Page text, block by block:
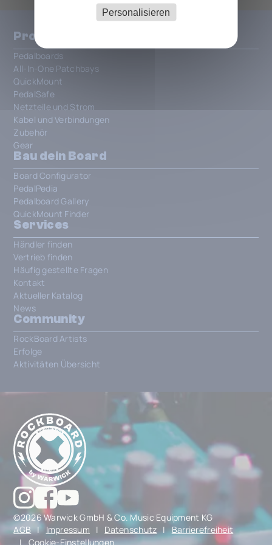
Personalisieren
Produkte
Pedalboards
All-In-One Patchbays
QuickMount
PedalSafe
Netzteile und Strom
Kabel und Verbindungen
Zubehör
Gear
Bau dein Board
Board Configurator
PedalPedia
Pedalboard Gallery
QuickMount Finder
Services
Händler finden
Vertrieb finden
Häufig gestellte Fragen
Kontakt
Aktueller Katalog
News
Community
RockBoard Artists
Erfolge
Aktivitäten Übersicht
©2026 Warwick GmbH & Co. Music Equipment KG
AGB | Impressum | Datenschutz |
Barrierefreiheit
|
Cookie-Einstellungen